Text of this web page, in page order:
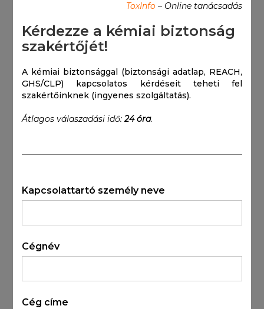
ToxInfo– Online tanácsadás
Kérdezze a kémiai biztonság
szakértőjét!
A kémiai biztonsággal (biztonsági adatlap, REACH,
GHS/CLP) kapcsolatos kérdéseit teheti fel
szakértőinknek (ingyenes szolgáltatás).
Átlagos válaszadási idő:24 óra.
Kapcsolattartó személy neve
Cégnév
Cég címe